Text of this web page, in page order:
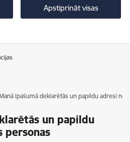
Apstiprināt visas
īpašumā deklarētās un papildu adresi
un papildu
personas